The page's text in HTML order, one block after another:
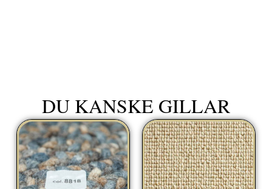
DU KANSKE GILLAR